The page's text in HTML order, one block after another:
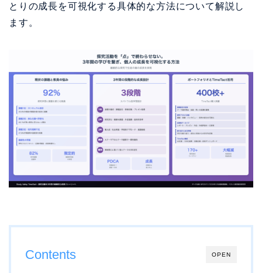
とりの成長を可視化する具体的な方法について解説し
ます。
OPEN
Contents